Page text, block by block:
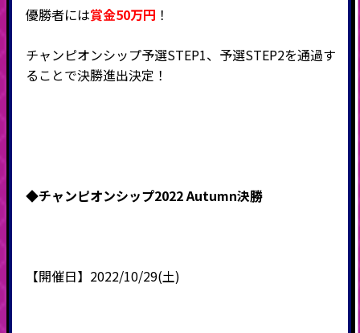
優勝者には賞金50万円 ！
チャンピオンシップ予選STEP1、予選STEP2を通過す
ることで決勝進出決定！
◆チャンピオンシップ2022 Autumn決勝
【開催日】2022/10/29(土)